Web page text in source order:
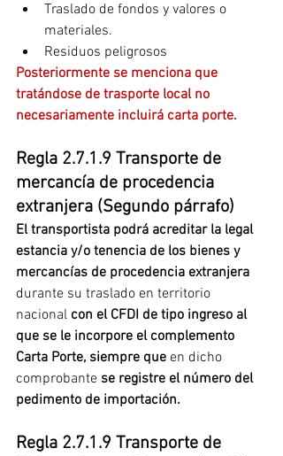
Traslado de fondos y valores o
materiales.
Residuos peligrosos
Posteriormente se menciona que
tratándose de trasporte local no
necesariamente incluirá carta porte.
Regla 2.7.1.9 Transporte de
mercancía de procedencia
extranjera (Segundo párrafo)
El transportista podrá acreditar la legal
estancia y/o tenencia de los bienes y
mercancías de procedencia extranjera
durante su traslado en territorio
nacional con el CFDI de tipo ingreso al
que se le incorpore el complemento
Carta Porte, siempre que en dicho
comprobante se registre el número del
pedimento de importación.
Regla 2.7.1.9 Transporte de